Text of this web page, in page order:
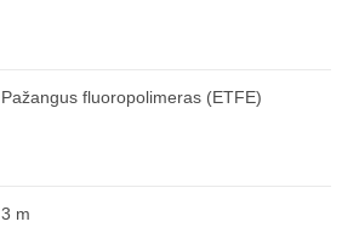
Pažangus fluoropolimeras (ETFE)
3 m